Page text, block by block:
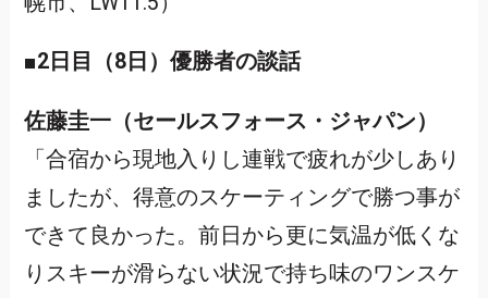
■2日目（8日）優勝者の談話
佐藤圭一（セールスフォース・ジャパン）
「合宿から現地入りし連戦で疲れが少しあり
ましたが、得意のスケーティングで勝つ事が
できて良かった。前日から更に気温が低くな
りスキーが滑らない状況で持ち味のワンスケ